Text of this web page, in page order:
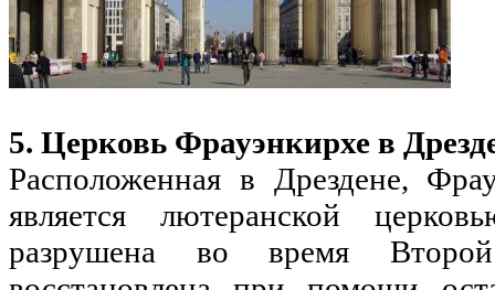
5. Церковь Фрауэнкирхе в
Расположенная в Дрездене,
является лютеранской
разрушена во время